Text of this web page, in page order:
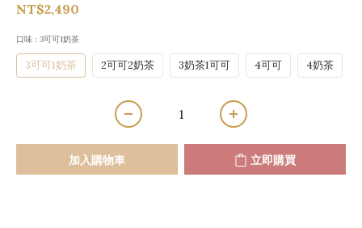
NT$2,490
口味 : 3可可1奶茶
3可可1奶茶 2可可2奶茶 3奶茶1可可 4可可 4奶茶
加入購物車 立即購買